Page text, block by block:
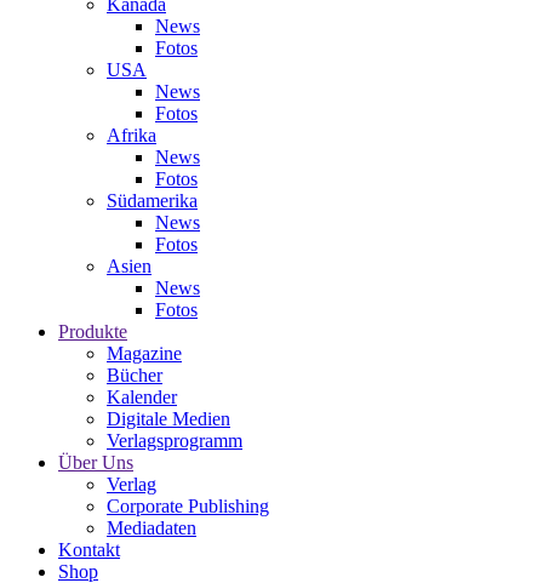
Kanada
News
Fotos
USA
News
Fotos
Afrika
News
Fotos
Südamerika
News
Fotos
Asien
News
Fotos
Produkte
Magazine
Bücher
Kalender
Digitale Medien
Verlagsprogramm
Über Uns
Verlag
Corporate Publishing
Mediadaten
Kontakt
Shop